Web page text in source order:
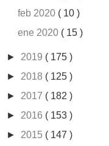
feb 2020 ( 10 )
ene 2020 ( 15 )
► 2019 ( 175 )
► 2018 ( 125 )
► 2017 ( 182 )
► 2016 ( 153 )
► 2015 ( 147 )